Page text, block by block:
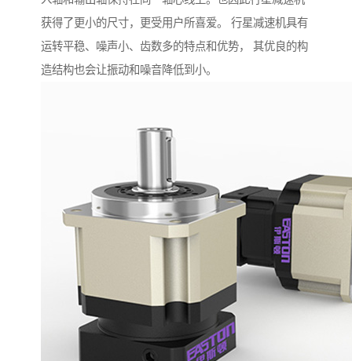
获得了更小的尺寸，更受用户所喜爱。 行星减速机具有
运转平稳、噪声小、齿数多的特点和优势， 其优良的构
造结构也会让振动和噪音降低到小。